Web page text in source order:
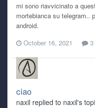
mi sono riavvicinato a
mortebianca su telegram..
android.
October 16, 2021
ciao
naxil replied to naxil's